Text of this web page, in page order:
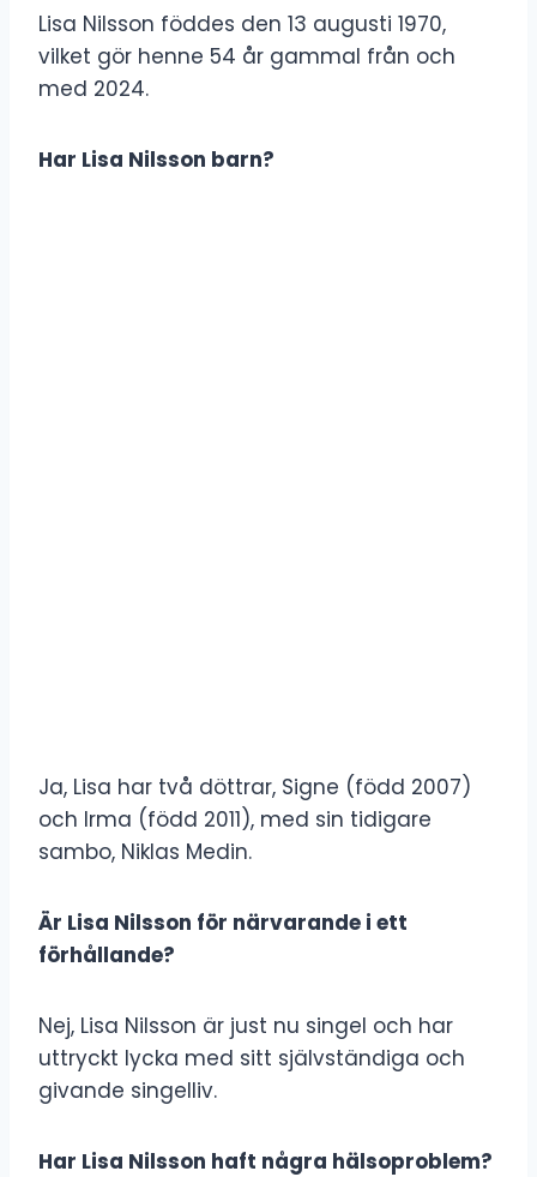
Lisa Nilsson föddes den 13 augusti 1970,
vilket gör henne 54 år gammal från och
med 2024.
Har Lisa Nilsson barn?
Ja, Lisa har två döttrar, Signe (född 2007)
och Irma (född 2011), med sin tidigare
sambo, Niklas Medin.
Är Lisa Nilsson för närvarande i ett
förhållande?
Nej, Lisa Nilsson är just nu singel och har
uttryckt lycka med sitt självständiga och
givande singelliv.
Har Lisa Nilsson haft några hälsoproblem?